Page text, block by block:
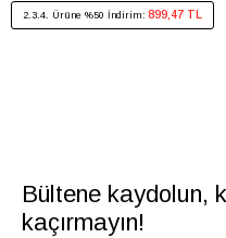
2.3.4. Ürüne %50 İndirim: 899,47 TL
Bültene kaydolun,
kaçırmayın!